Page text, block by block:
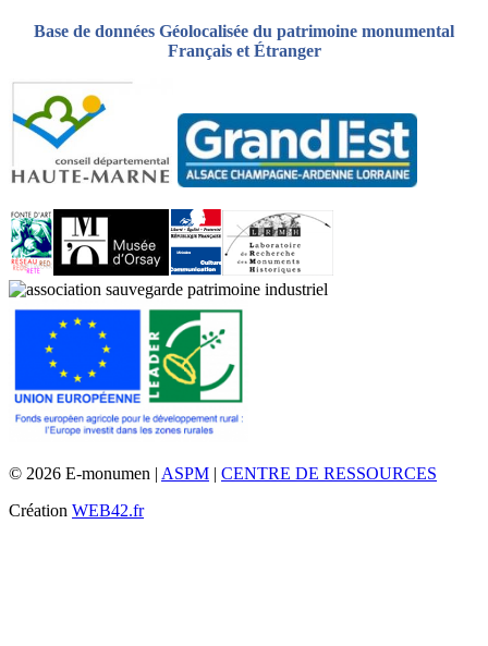
Base de données Géolocalisée du patrimoine monumental
Français et Étranger
© 2026 E-monumen | ASPM | CENTRE DE RESSOURCES
Création WEB42.fr